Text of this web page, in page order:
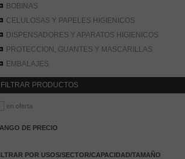
BOBINAS
CELULOSAS Y PAPELES HIGIENICOS
DISPENSADORES Y APARATOS HIGIENICOS
PROTECCION, GUANTES Y MASCARILLAS
EMBALAJES
FILTRAR PRODUCTOS
en oferta
DE PRECIO
POR USOS/SECTOR/CAPACIDAD/TAMAÑO